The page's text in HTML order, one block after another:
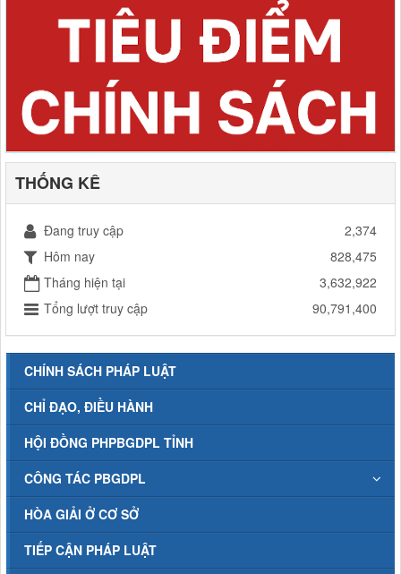
THỐNG KÊ
Đang truy cập
2,374
Hôm nay
828,475
Tháng hiện tại
3,632,922
Tổng lượt truy cập
90,791,400
CHÍNH SÁCH PHÁP LUẬT
CHỈ ĐẠO, ĐIỀU HÀNH
HỘI ĐỒNG PHPBGDPL TỈNH
CÔNG TÁC PBGDPL
HÒA GIẢI Ở CƠ SỞ
TIẾP CẬN PHÁP LUẬT